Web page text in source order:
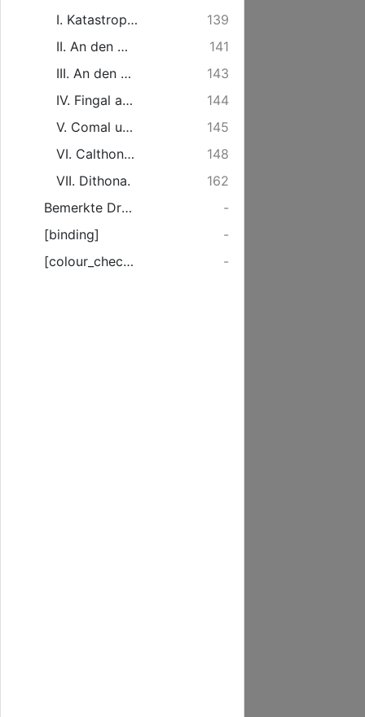
I. Katastrophe an die Sonne.
139
II. An den Mond.
141
III. An den Abendstern.
143
IV. Fingal an seinen Enkel Oscar.
144
V. Comal und Galvina.
145
VI. Calthon und Colmal.
148
VII. Dithona.
162
Bemerkte Drukfehler.
-
[binding]
-
[colour_checker]
-